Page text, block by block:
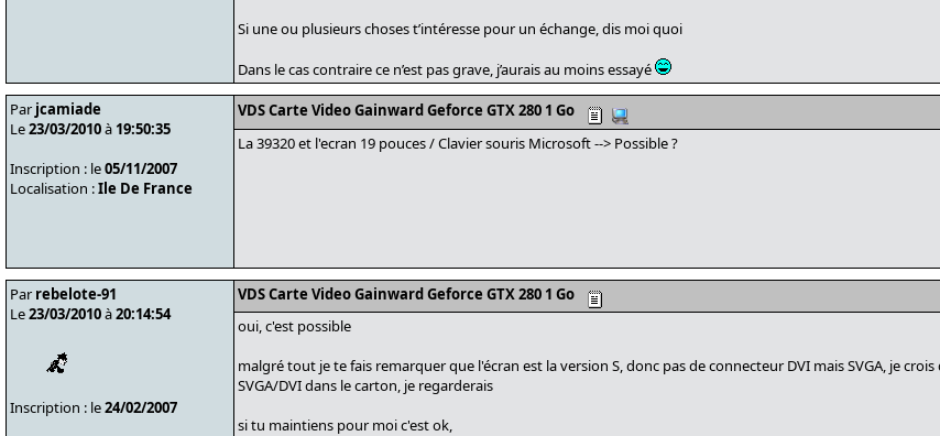
Si une ou plusieurs choses t’intéresse pour un échange, dis moi quoi
Dans le cas contraire ce n’est pas grave, j’aurais au moins essayé
Par jcamiade
Le23/03/2010à 19:50:35
Inscription : le05/11/2007
Localisation :Ile De France
VDS Carte Video Gainward Geforce GTX 280 1 Go
La 39320 et l'ecran 19 pouces / Clavier souris Microsoft --> Possible ?
Par rebelote-91
Le23/03/2010à20:14:54
Inscription : le24/02/2007
VDS Carte Video Gainward Geforce GTX 280 1 Go
oui, c'est possible
malgré tout je te fais remarquer que l'écran est la version S, donc pas de connecteur DVI mais SVGA, je
SVGA/DVI dans le carton, je regarderais
si tu maintiens pour moi c'est ok,